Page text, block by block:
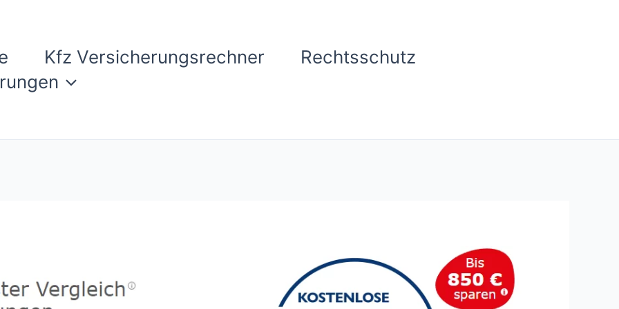
Kfz Versicherungsrechner
Rechtsschutz